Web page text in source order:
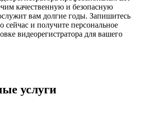
качественную и безопасную
вам долгие годы. Запишитесь
сейчас и получите персональное
видеорегистратора для вашего
услуги